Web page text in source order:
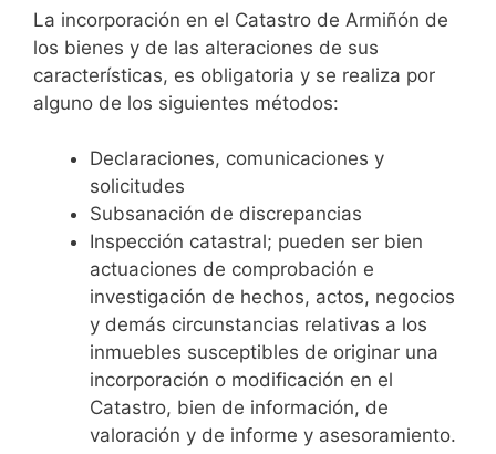
La incorporación en el Catastro de Armiñón de
los bienes y de las alteraciones de sus
características, es obligatoria y se realiza por
alguno de los siguientes métodos:
Declaraciones, comunicaciones y
solicitudes
Subsanación de discrepancias
Inspección catastral; pueden ser bien
actuaciones de comprobación e
investigación de hechos, actos, negocios
y demás circunstancias relativas a los
inmuebles susceptibles de originar una
incorporación o modificación en el
Catastro, bien de información, de
valoración y de informe y asesoramiento.